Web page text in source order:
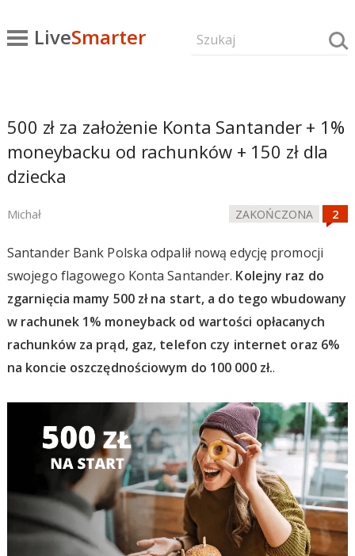
LiveSmarter
500 zł za założenie Konta Santander + 1%
moneybacku od rachunków + 150 zł dla
dziecka
Michał ZAKOŃCZONA
Santander Bank Polska odpalił nową edycję promocji
swojego flagowego Konta Santander. Kolejny raz do
zgarnięcia mamy 500 zł na start, a do tego wbudowany
w rachunek 1% moneyback od wartości opłacanych
rachunków za prąd, gaz, telefon czy internet oraz 6%
na koncie oszczędnościowym do 100 000 zł..